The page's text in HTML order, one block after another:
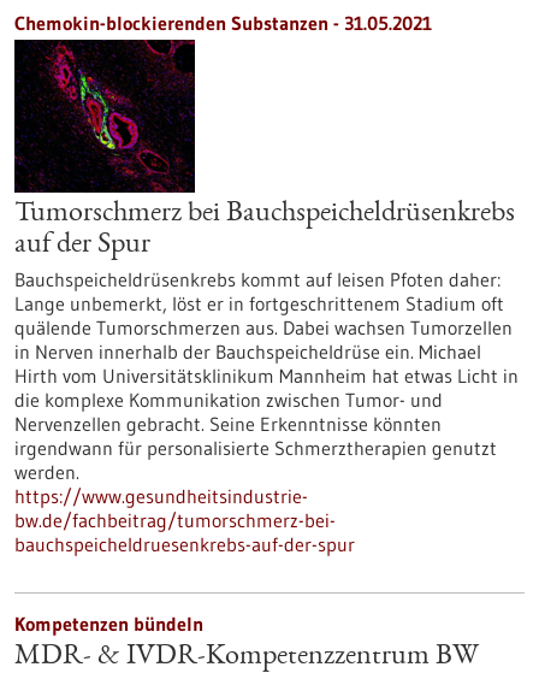
Chemokin-blockierenden Substanzen - 31.05.2021
Tumorschmerz bei Bauchspeicheldrüsenkrebs
auf der Spur
Bauchspeicheldrüsenkrebs kommt auf leisen Pfoten daher:
Lange unbemerkt, löst er in fortgeschrittenem Stadium oft
quälende Tumorschmerzen aus. Dabei wachsen Tumorzellen
in Nerven innerhalb der Bauchspeicheldrüse ein. Michael
Hirth vom Universitätsklinikum Mannheim hat etwas Licht in
die komplexe Kommunikation zwischen Tumor- und
Nervenzellen gebracht. Seine Erkenntnisse könnten
irgendwann für personalisierte Schmerztherapien genutzt
werden.
https://www.gesundheitsindustrie-
bw.de/fachbeitrag/tumorschmerz-bei-
bauchspeicheldruesenkrebs-auf-der-spur
Kompetenzen bündeln
MDR- & IVDR-Kompetenzzentrum BW